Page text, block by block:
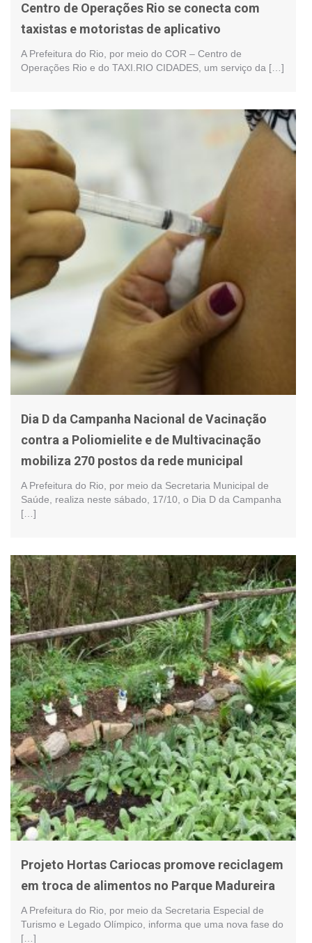
Centro de Operações Rio se conecta com
taxistas e motoristas de aplicativo
A Prefeitura do Rio, por meio do COR – Centro de
Operações Rio e do TAXI.RIO CIDADES, um serviço da […]
Dia D da Campanha Nacional de Vacinação
contra a Poliomielite e de Multivacinação
mobiliza 270 postos da rede municipal
A Prefeitura do Rio, por meio da Secretaria Municipal de
Saúde, realiza neste sábado, 17/10, o Dia D da Campanha
[…]
Projeto Hortas Cariocas promove reciclagem
em troca de alimentos no Parque Madureira
A Prefeitura do Rio, por meio da Secretaria Especial de
Turismo e Legado Olímpico, informa que uma nova fase do
[…]